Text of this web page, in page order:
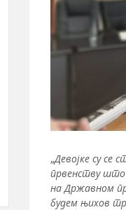
„Девојке су се
првенству што
на Државном
будем њихов